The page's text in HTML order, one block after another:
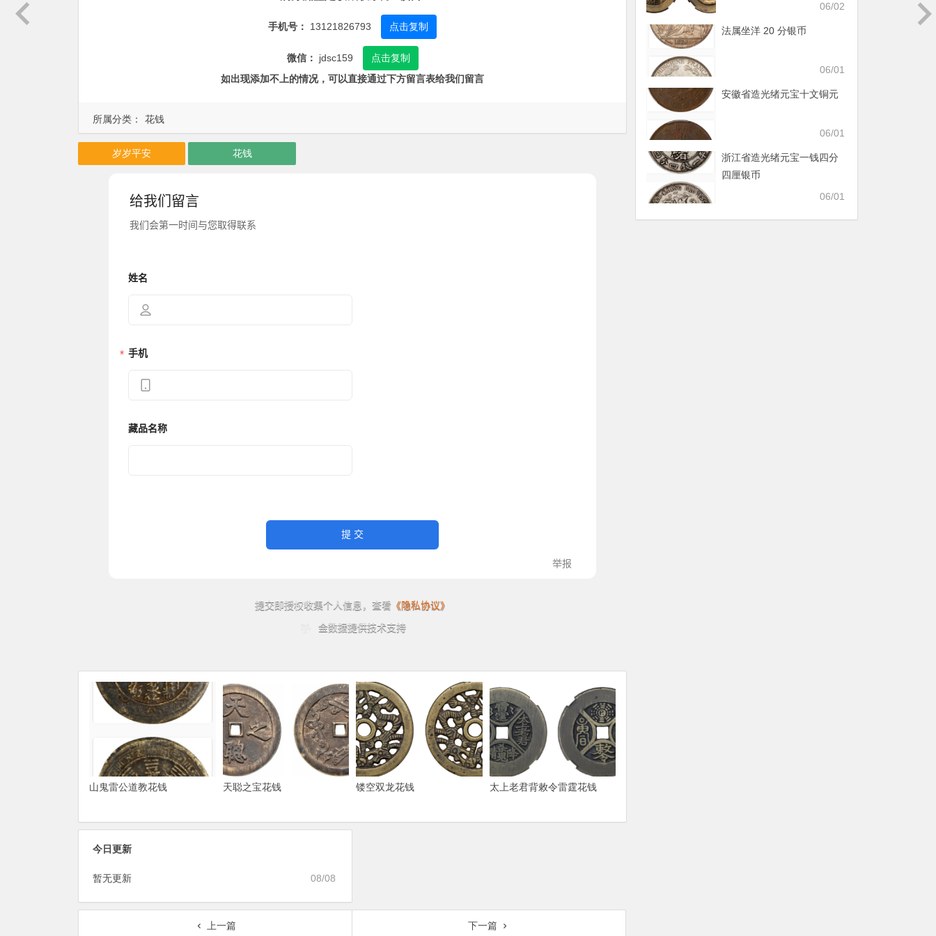
所属分类： 花钱
手机号： 13121826793 点击复制
微信： jdsc159
点击复制
如出现添加不上的情况，可以直接通过下方留言表给我们留言
岁岁平安 花钱
山鬼雷公道教花钱 天聪之宝花钱 镂空双龙花钱 太上老君背敕令雷霆花钱
今日更新
08/08
暂无更新
上一篇 下一篇
06/02
法属坐洋 20 分银币
06/01
安徽省造光绪元宝十文铜元
06/01
浙江省造光绪元宝一钱四分
四厘银币
06/01